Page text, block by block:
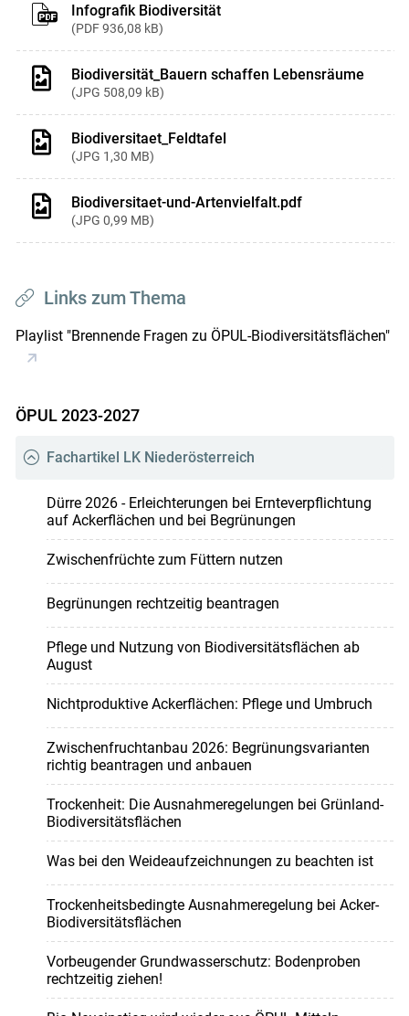
Infografik Biodiversität
PDF 936,08 kB
Biodiversität_Bauern schaffen Lebensräume
JPG 508,09 kB
Biodiversitaet_Feldtafel
JPG 1,30 MB
Biodiversitaet-und-Artenvielfalt.pdf
JPG 0,99 MB
Links zum Thema
Playlist "Brennende Fragen zu ÖPUL-Biodiversitätsflächen"
ÖPUL 2023-2027
Fachartikel LK Niederösterreich
Dürre 2026 - Erleichterungen bei Ernteverpflichtung
auf Ackerflächen und bei Begrünungen
Zwischenfrüchte zum Füttern nutzen
Begrünungen rechtzeitig beantragen
Pflege und Nutzung von Biodiversitätsflächen ab
August
Nichtproduktive Ackerflächen: Pflege und Umbruch
Zwischenfruchtanbau 2026: Begrünungsvarianten
richtig beantragen und anbauen
Trockenheit: Die Ausnahmeregelungen bei Grünland-
Biodiversitätsflächen
Was bei den Weideaufzeichnungen zu beachten ist
Trockenheitsbedingte Ausnahmeregelung bei Acker-
Biodiversitätsflächen
Vorbeugender Grundwasserschutz: Bodenproben
rechtzeitig ziehen!